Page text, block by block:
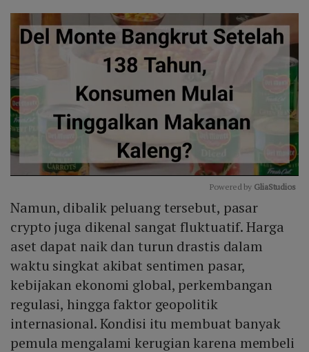
Mute
Powered by GliaStudios
Namun, dibalik peluang tersebut, pasar
crypto juga dikenal sangat fluktuatif. Harga
aset dapat naik dan turun drastis dalam
waktu singkat akibat sentimen pasar,
kebijakan ekonomi global, perkembangan
regulasi, hingga faktor geopolitik
internasional. Kondisi itu membuat banyak
pemula mengalami kerugian karena membeli